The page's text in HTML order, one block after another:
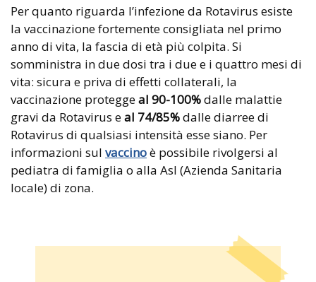
Per quanto riguarda l’infezione da Rotavirus esiste
la vaccinazione fortemente consigliata nel primo
anno di vita, la fascia di età più colpita. Si
somministra in due dosi tra i due e i quattro mesi di
vita: sicura e priva di effetti collaterali, la
vaccinazione proteggeal 90-100%dalle malattie
gravi da Rotavirus eal 74/85%dalle diarree di
Rotavirus di qualsiasi intensità esse siano. Per
informazioni sul vaccinoè possibile rivolgersi al
pediatra di famiglia o alla Asl (Azienda Sanitaria
locale) di zona.